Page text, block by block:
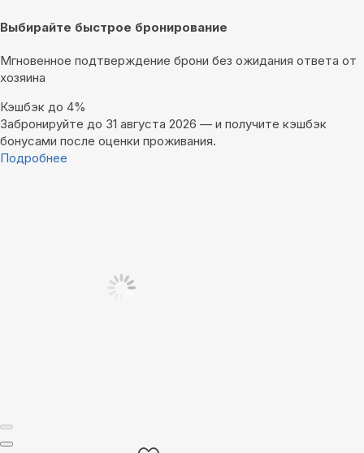
Выбирайте быстрое бронирование
Мгновенное подтверждение брони без ожидания ответа от
хозяина
Кэшбэк до 4%
Забронируйте до 31 августа 2026 — и получите кэшбэк
бонусами после оценки проживания.
Подробнее